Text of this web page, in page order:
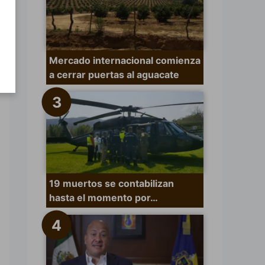
Mercado internacional comienza
a cerrar puertas al aguacate
19 muertos se contabilizan
hasta el momento por…